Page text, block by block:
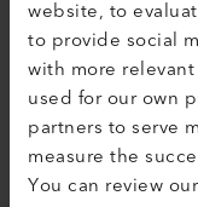
website, to
to provide social
with more
used for our own
partners to serve
measure the
You can review our
MEHR